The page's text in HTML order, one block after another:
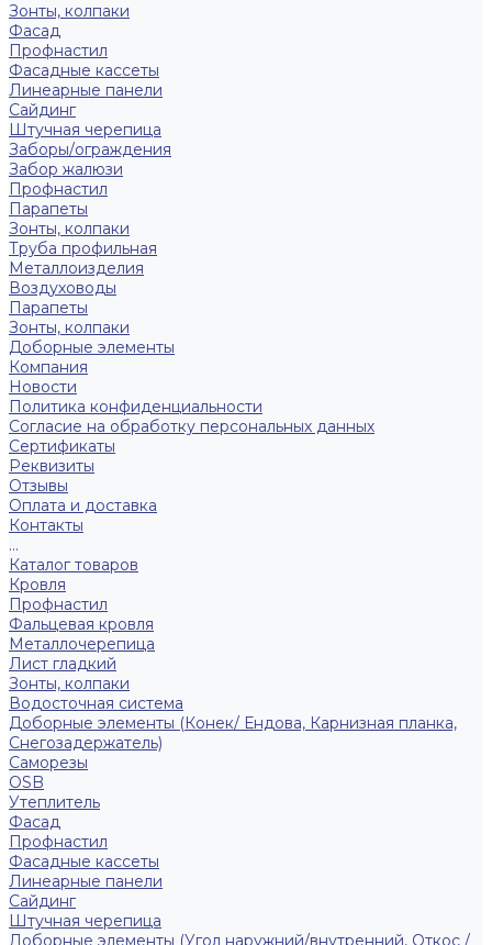
Зонты, колпаки
Фасад
Профнастил
Фасадные кассеты
Линеарные панели
Сайдинг
Штучная черепица
Заборы/ограждения
Забор жалюзи
Профнастил
Парапеты
Зонты, колпаки
Труба профильная
Металлоизделия
Воздуховоды
Парапеты
Зонты, колпаки
Доборные элементы
Компания
Новости
Политика конфиденциальности
Согласие на обработку персональных данных
Сертификаты
Реквизиты
Отзывы
Оплата и доставка
Контакты
...
Каталог товаров
Кровля
Профнастил
Фальцевая кровля
Металлочерепица
Лист гладкий
Зонты, колпаки
Водосточная система
Доборные элементы (Конек/ Ендова, Карнизная планка,
Снегозадержатель)
Саморезы
ОSB
Утеплитель
Фасад
Профнастил
Фасадные кассеты
Линеарные панели
Сайдинг
Штучная черепица
Доборные элементы (Угол наружний/внутренний, Откос /